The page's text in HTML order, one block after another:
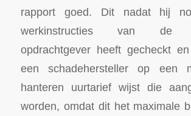
rapport goed. Dit nadat hij
werkinstructies van de
opdrachtgever heeft gecheckt
een schadehersteller op een
hanteren uurtarief wijst die
worden, omdat dit het maximale